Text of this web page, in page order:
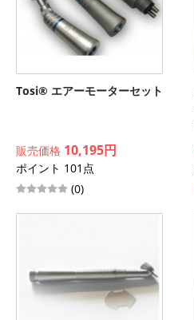
Tosi® エアーモーターセット
販売価格 10,195円
ポイント 101点
(0)